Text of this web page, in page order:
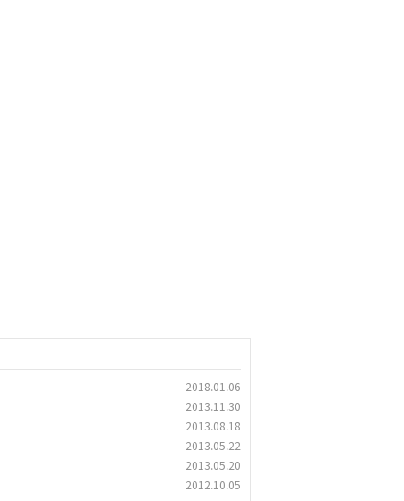
2018.01.06
2013.11.30
2013.08.18
2013.05.22
2013.05.20
2012.10.05